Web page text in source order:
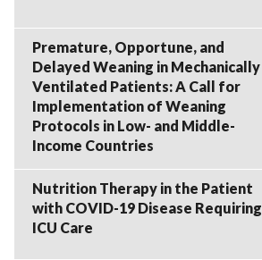
Premature, Opportune, and
Delayed Weaning in Mechanically
Ventilated Patients: A Call for
Implementation of Weaning
Protocols in Low- and Middle-
Income Countries
Nutrition Therapy in the Patient
with COVID-19 Disease Requiring
ICU Care